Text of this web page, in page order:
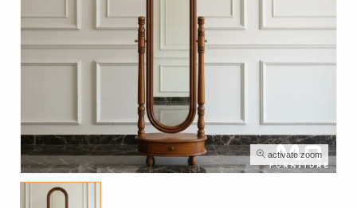
activate zoom